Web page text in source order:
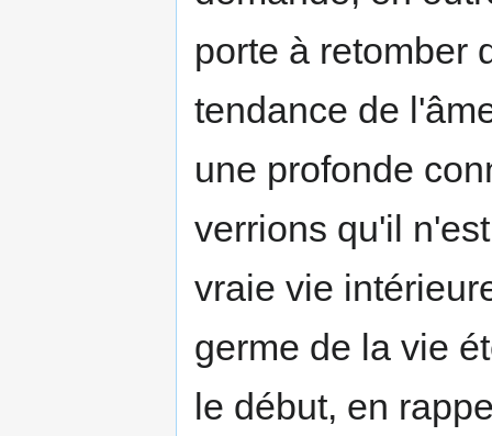
porte à retomber
tendance de
une profonde
verrions qu'il
vraie vie
germe de la vie
le début, en